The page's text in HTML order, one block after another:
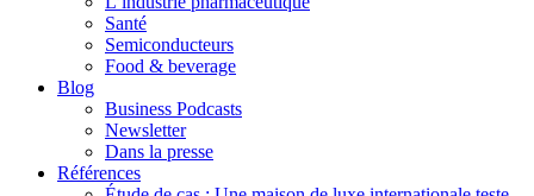
Santé
Semiconducteurs
Food & beverage
Blog
Business Podcasts
Newsletter
Dans la presse
Références